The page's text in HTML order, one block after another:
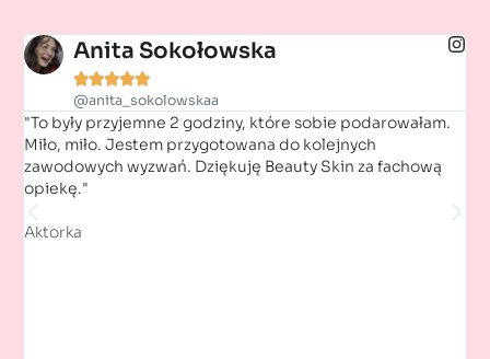
Anita Sokołowska

@anita_sokolowskaa
"To były przyjemne 2 godziny, które sobie podarowałam.
Miło, miło. Jestem przygotowana do kolejnych
zawodowych wyzwań. Dziękuję Beauty Skin za fachową
opiekę."
Aktorka